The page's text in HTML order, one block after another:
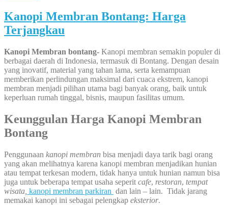
Kanopi Membran Bontang: Harga
Terjangkau
Kanopi Membran bontang- Kanopi membran semakin populer di
berbagai daerah di Indonesia, termasuk di Bontang. Dengan desain
yang inovatif, material yang tahan lama, serta kemampuan
memberikan perlindungan maksimal dari cuaca ekstrem, kanopi
membran menjadi pilihan utama bagi banyak orang, baik untuk
keperluan rumah tinggal, bisnis, maupun fasilitas umum.
Keunggulan Harga Kanopi Membran
Bontang
Penggunaan kanopi membran bisa menjadi daya tarik bagi orang
yang akan melihatnya karena kanopi membran menjadikan hunian
atau tempat terkesan modern, tidak hanya untuk hunian namun bisa
juga untuk beberapa tempat usaha seperit cafe, restoran, tempat
wisata, kanopi membran parkiran dan lain – lain. Tidak jarang
memakai kanopi ini sebagai pelengkap eksterior.